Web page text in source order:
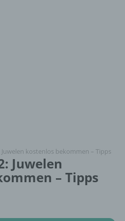
Juwelen kostenlos bekommen – Tipps
Juwelen
– Tipps